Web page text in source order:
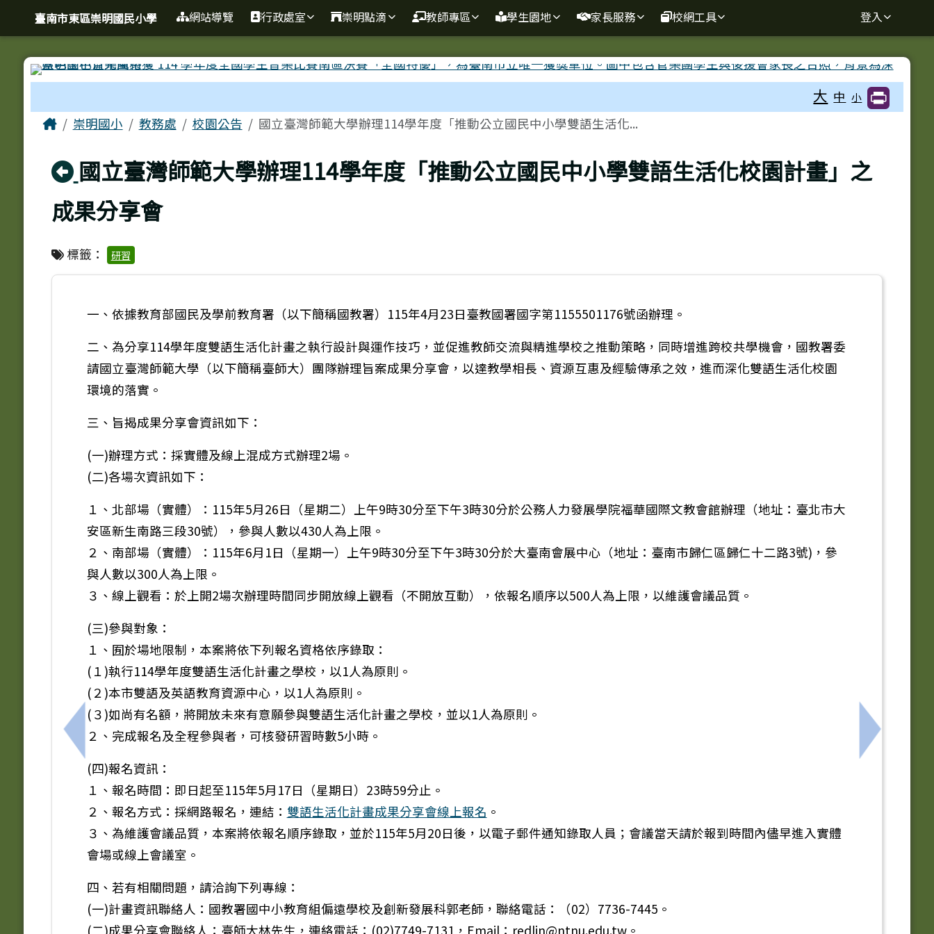
跳至主內容區
臺南市東區崇明國民小學
導覽列臺南市東區崇明國民小學 網站導覽 行政處室 崇明點滴 教師專區 學生園地 家長服務 校網工具 登入
大 中 小
主內容區域
Home崇明國小 教務處 校園公告 國立臺灣師範大學辦理114學年度「推動公立國民中小學雙語生活化...
回上頁
國立臺灣師範大學辦理114學年度「推動公立國民中小學雙語生活化校園計畫」之
成果分享會
標籤： 研習
上一筆：臺北市立天文科學教育館「115年教師天文研習營活動簡章與課表」
一、依據教育部國民及學前教育署（以下簡稱國教署）115年4月23日臺教國署國字第1155501176號函辦理。
二、為分享114學年度雙語生活化計畫之執行設計與運作技巧，並促進教師交流與精進學校之推動策略，同時增進跨校共學機會，國教署委
請國立臺灣師範大學（以下簡稱臺師大）團隊辦理旨案成果分享會，以達教學相長、資源互惠及經驗傳承之效，進而深化雙語生活化校園
環境的落實。
三、旨揭成果分享會資訊如下：
(一)辦理方式：採實體及線上混成方式辦理2場。
(二)各場次資訊如下：
１、北部場（實體）：115年5月26日（星期二）上午9時30分至下午3時30分於公務人力發展學院福華國際文教會館辦理（地址：臺北市大
安區新生南路三段30號），參與人數以430人為上限。
２、南部場（實體）：115年6月1日（星期一）上午9時30分至下午3時30分於大臺南會展中心（地址：臺南市歸仁區歸仁十二路3號)，參
與人數以300人為上限。
３、線上觀看：於上開2場次辦理時間同步開放線上觀看（不開放互動），依報名順序以500人為上限，以維護會議品質。
(三)參與對象：
１、囿於場地限制，本案將依下列報名資格依序錄取：
(１)執行114學年度雙語生活化計畫之學校，以1人為原則。
(２)本市雙語及英語教育資源中心，以1人為原則。
(３)如尚有名額，將開放未來有意願參與雙語生活化計畫之學校，並以1人為原則。
２、完成報名及全程參與者，可核發研習時數5小時。
(四)報名資訊：
１、報名時間：即日起至115年5月17日（星期日）23時59分止。
２、報名方式：採網路報名，連結： 雙語生活化計畫成果分享會線上報名 。
３、為維護會議品質，本案將依報名順序錄取，並於115年5月20日後，以電子郵件通知錄取人員；會議當天請於報到時間內儘早進入實體
會場或線上會議室。
四、若有相關問題，請洽詢下列專線：
(一)計畫資訊聯絡人：國教署國中小教育組偏遠學校及創新發展科郭老師，聯絡電話：（02）7736-7445。
(二)成果分享會聯絡人：臺師大林先生，連絡電話：(02)7749-7131，Email：redlin@ntnu.edu.tw。
下一筆：
頁尾區域